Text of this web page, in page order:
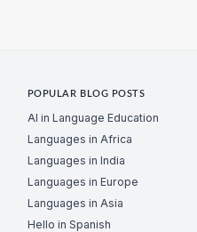
POPULAR BLOG POSTS
AI in Language Education
Languages in Africa
Languages in India
Languages in Europe
Languages in Asia
Hello in Spanish